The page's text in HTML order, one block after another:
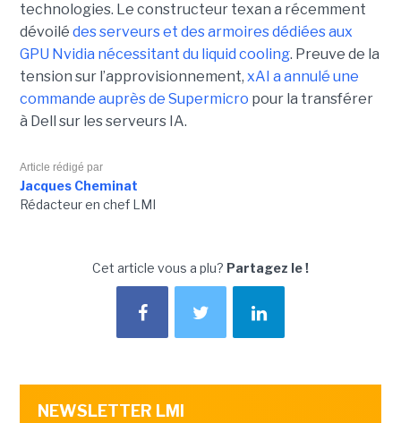
technologies. Le constructeur texan a récemment
dévoilé des serveurs et des armoires dédiées aux
GPU Nvidia nécessitant du liquid cooling. Preuve de la
tension sur l’approvisionnement, xAI a annulé une
commande auprès de Supermicro pour la transférer
à Dell sur les serveurs IA.
Article rédigé par
Jacques Cheminat
Rédacteur en chef LMI
Cet article vous a plu? Partagez le !
NEWSLETTER LMI